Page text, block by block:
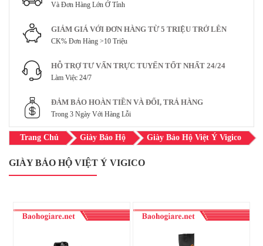
Và Đơn Hàng Lớn Ở Tỉnh
GIẢM GIÁ VỚI ĐƠN HÀNG TỪ 5 TRIỆU TRỞ LÊN
CK% Đơn Hàng >10 Triệu
HỖ TRỢ TƯ VẤN TRỰC TUYẾN TỐT NHẤT 24/24
Làm Việc 24/7
ĐẢM BẢO HOÀN TIỀN VÀ ĐỔI, TRẢ HÀNG
Trong 3 Ngày Với Hàng Lỗi
Trang Chủ Giày Bảo Hộ Giày Bảo Hộ Việt Ý Vigico
GIÀY BẢO HỘ VIỆT Ý VIGICO